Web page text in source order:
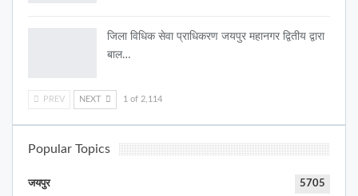
जिला विधिक सेवा प्राधिकरण जयपुर महानगर द्वितीय द्वारा
बाल…
PREV NEXT 1 of 2,114
Popular Topics
जयपुर 5705